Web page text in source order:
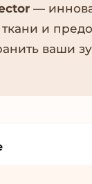
—
ткани и
ваши